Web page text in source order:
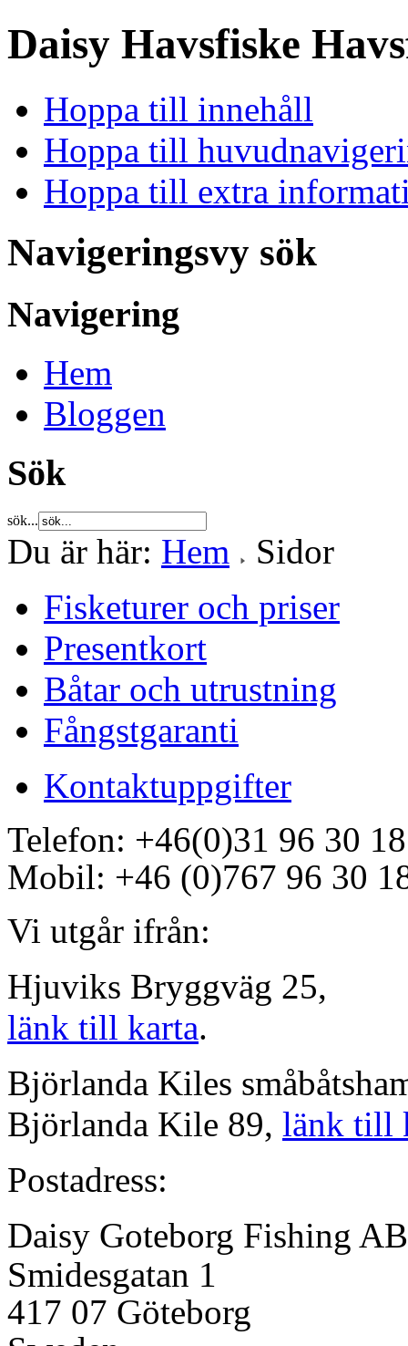
Daisy Havsfiske
Hoppa till innehåll
Hoppa till
Hoppa till extra
Navigeringsvy sök
Navigering
Hem
Bloggen
Sök
sök...
Du är här: Hem
Sidor
Fisketurer och priser
Presentkort
Båtar och utrustning
Fångstgaranti
Kontaktuppgifter
Telefon: +46(0)31 96 30 18
Mobil: +46 (0)767 96 30
Vi utgår ifrån:
Hjuviks Bryggväg 25,
länk till karta.
Björlanda Kiles
Björlanda Kile 89, länk till
Postadress:
Daisy Goteborg Fishing AB
Smidesgatan 1
417 07 Göteborg